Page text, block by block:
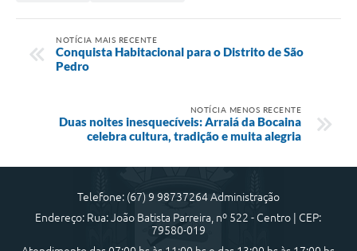
NOTÍCIA MAIS RECENTE
Conquista Habitacional para o Distrito de São
Pedro
NOTÍCIA MENOS RECENTE
Duas noites inesquecíveis: Arraiá da Bocaina
celebra cultura, tradição e muita alegria
Telefone: (67) 9 98737264 Administração
Endereço: Rua: João Batista Parreira, nº 522 - Centro | CEP:
79580-019